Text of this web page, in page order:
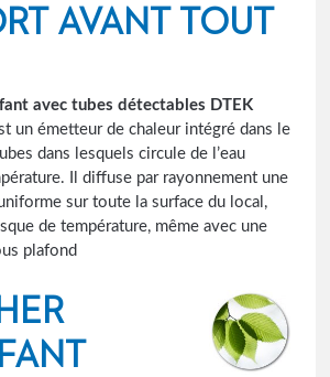
AVANT TOUT
avec tubes détectables DTEK
un émetteur de chaleur intégré dans le
dans lesquels circule de l’eau
Il diffuse par rayonnement une
sur toute la surface du local,
de température, même avec une
plafond